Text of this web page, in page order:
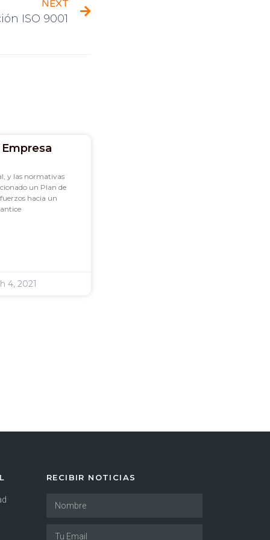
NEXT
ISO 9001
y las normativas
un Plan de
hacia un
4, 2021
RECIBIR NOTICIAS